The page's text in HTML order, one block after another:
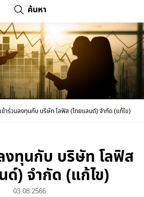
ค้นหา
ข้าร่วมลงทุนกับ บริษัท โลฟิส (ไทยแลนด์) จำกัด (แก้ไข)
งทุนกับ บริษัท โลฟิส
ด์) จำกัด (แก้ไข)
03.08.2566